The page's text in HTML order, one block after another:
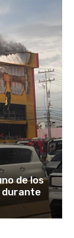
de los
durante